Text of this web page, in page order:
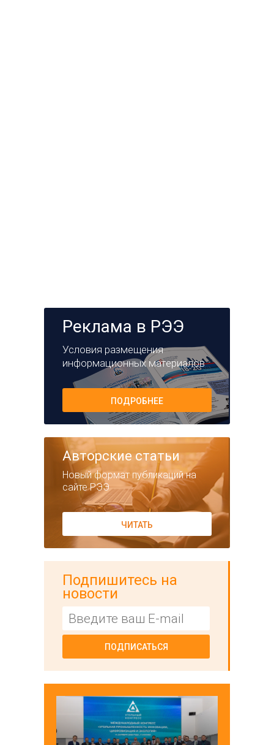
Реклама в РЭЭ
Условия размещения
информационных материалов
ПОДРОБНЕЕ
Авторские статьи
Новый формат публикаций на
сайте РЭЭ
ЧИТАТЬ
Подпишитесь на
новости
ПОДПИСАТЬСЯ